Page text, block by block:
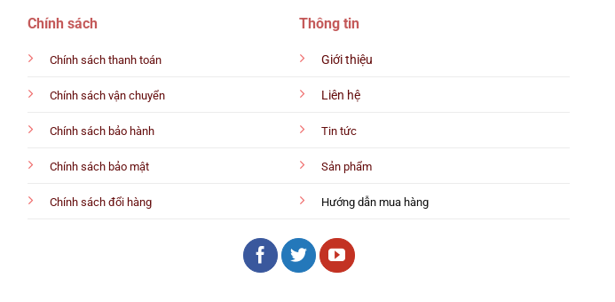
Chính sách
Chính sách thanh toán
Chính sách vận chuyển
Chính sách bảo hành
Chính sách bảo mật
Chính sách đổi hàng
Thông tin
Giới thiệu
Liên hệ
Tin tức
Sản phẩm
Hướng dẫn mua hàng